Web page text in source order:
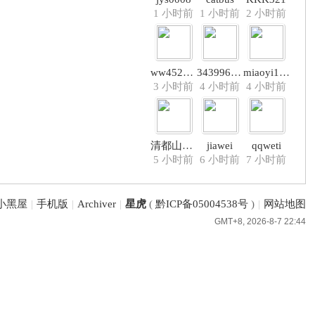
1 小时前
1 小时前
2 小时前
ww452311
3 小时前
343996480
4 小时前
miaoyi198
4 小时前
清都山水郎
5 小时前
jiawei
6 小时前
qqweti
7 小时前
黑屋 | 手机版 | Archiver | 星虎( 黔ICP备05004538号) | 网站地图
GMT+8, 2026-8-7 22:44